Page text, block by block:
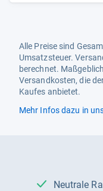
Alle Preise sind
Umsatzsteuer.
berechnet.
Versandkosten, die
Kaufes anbietet.
Mehr Infos dazu in
Neutrale Ratgeber – hilfreich für Ihre